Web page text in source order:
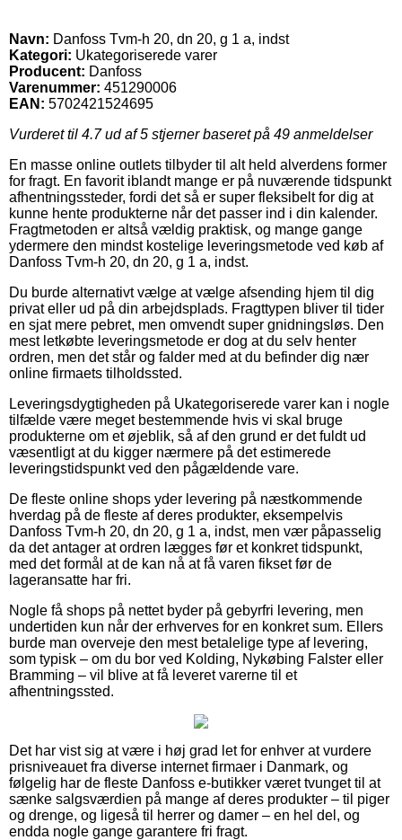
Navn: Danfoss Tvm-h 20, dn 20, g 1 a, indst
Kategori: Ukategoriserede varer
Producent: Danfoss
Varenummer: 451290006
EAN: 5702421524695
Vurderet til 4.7ud af 5 stjerner baseret på 49 anmeldelser
En masse online outlets tilbyder til alt held alverdens former
for fragt. En favorit iblandt mange er på nuværende tidspunkt
afhentningssteder, fordi det så er super fleksibelt for dig at
kunne hente produkterne når det passer ind i din kalender.
Fragtmetoden er altså vældig praktisk, og mange gange
ydermere den mindst kostelige leveringsmetode ved køb af
Danfoss Tvm-h 20, dn 20, g 1 a, indst.
Du burde alternativt vælge at vælge afsending hjem til dig
privat eller ud på din arbejdsplads. Fragttypen bliver til tider
en sjat mere pebret, men omvendt super gnidningsløs. Den
mest letkøbte leveringsmetode er dog at du selv henter
ordren, men det står og falder med at du befinder dig nær
online firmaets tilholdssted.
Leveringsdygtigheden på Ukategoriserede varer kan i nogle
tilfælde være meget bestemmende hvis vi skal bruge
produkterne om et øjeblik, så af den grund er det fuldt ud
væsentligt at du kigger nærmere på det estimerede
leveringstidspunkt ved den pågældende vare.
De fleste online shops yder levering på næstkommende
hverdag på de fleste af deres produkter, eksempelvis
Danfoss Tvm-h 20, dn 20, g 1 a, indst, men vær påpasselig
da det antager at ordren lægges før et konkret tidspunkt,
med det formål at de kan nå at få varen fikset før de
lageransatte har fri.
Nogle få shops på nettet byder på gebyrfri levering, men
undertiden kun når der erhverves for en konkret sum. Ellers
burde man overveje den mest betalelige type af levering,
som typisk – om du bor ved Kolding, Nykøbing Falster eller
Bramming – vil blive at få leveret varerne til et
afhentningssted.
Det har vist sig at være i høj grad let for enhver at vurdere
prisniveauet fra diverse internet firmaer i Danmark, og
følgelig har de fleste Danfoss e-butikker været tvunget til at
sænke salgsværdien på mange af deres produkter – til piger
og drenge, og ligeså til herrer og damer – en hel del, og
endda nogle gange garantere fri fragt.